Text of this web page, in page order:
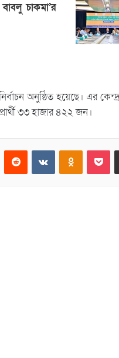
চাকমা’র
অনুষ্ঠিত হয়েছে। এর
৩৩ হাজার ৪২২ জন।